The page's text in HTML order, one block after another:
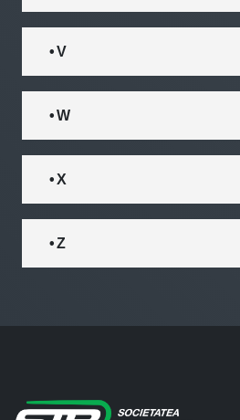
• V
• W
• X
• Z